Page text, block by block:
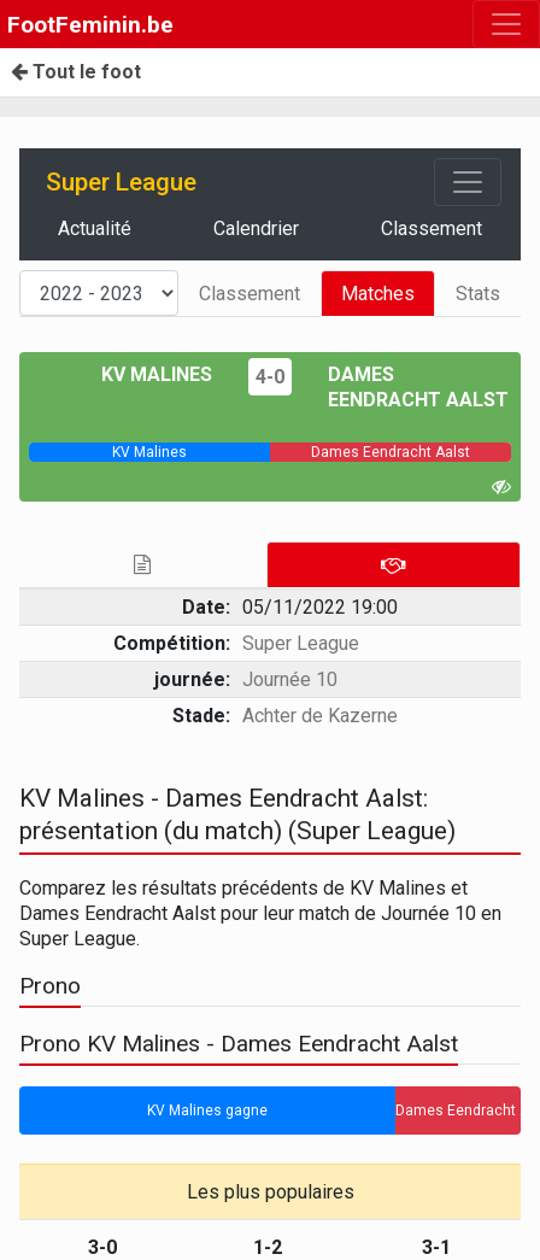
FootFeminin.be
Tout le foot
Super League
Actualité Calendrier Classement
Classement Matches Stats
KV MALINES 4-0
DAMES
EENDRACHT AALST
KV Malines Dames Eendracht Aalst
Date: 05/11/2022 19:00
Compétition: Super League
journée: Journée 10
Stade: Achter de Kazerne
KV Malines - Dames Eendracht Aalst:
présentation (du match) (Super League)
Comparez les résultats précédents de KV Malines et
Dames Eendracht Aalst pour leur match de Journée 10 en
Super League.
Prono
Prono KV Malines - Dames Eendracht Aalst
KV Malines gagne Dames Eendracht
Les plus populaires
3-0
1-2
3-1